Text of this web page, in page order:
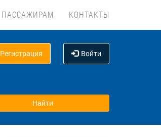
ПАССАЖИРАМ КОНТАКТЫ
Регистрация Войти